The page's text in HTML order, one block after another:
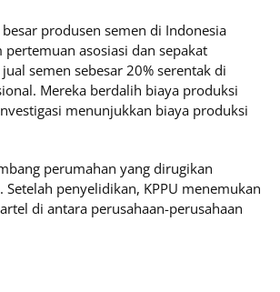
produsen semen di Indonesia
asosiasi dan sepakat
semen sebesar 20% serentak di
Mereka berdalih biaya produksi
menunjukkan biaya produksi
perumahan yang dirugikan
Setelah penyelidikan, KPPU menemukan
di antara perusahaan-perusahaan